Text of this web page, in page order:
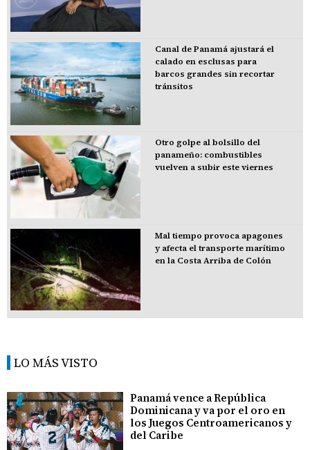
Canal de Panamá ajustará el
calado en esclusas para
barcos grandes sin recortar
tránsitos
Otro golpe al bolsillo del
panameño: combustibles
vuelven a subir este viernes
Mal tiempo provoca apagones
y afecta el transporte marítimo
en la Costa Arriba de Colón
LO MÁS VISTO
Panamá vence a República
Dominicana y va por el oro en
los Juegos Centroamericanos y
del Caribe